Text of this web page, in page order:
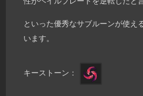
といった優秀なサブルーンが使え
います。
キーストーン：